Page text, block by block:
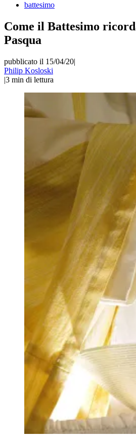
battesimo
Come il Battesimo
Pasqua
pubblicato il 15/04/20|
Philip Kosloski
|3 min di lettura